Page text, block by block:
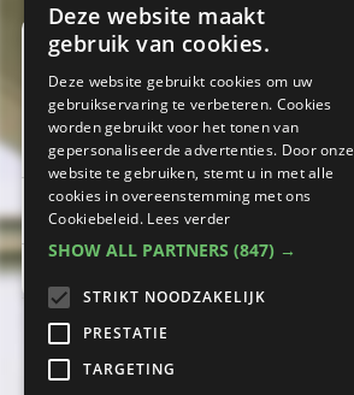
Deze website maakt
gebruik van cookies.
Deze website gebruikt cookies om uw
gebruikservaring te verbeteren. Cookies
worden gebruikt voor het tonen van
gepersonaliseerde advertenties. Door onze
website te gebruiken, stemt u in met alle
cookies in overeenstemming met ons
Cookiebeleid. Lees verder
SHOW ALL PARTNERS (847) →
STRIKT NOODZAKELIJK
PRESTATIE
TARGETING